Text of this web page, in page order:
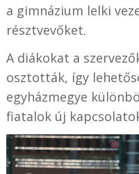
a gimnázium lelki
résztvevőket.
A diákokat a
osztották, így
egyházmegye
fiatalok új